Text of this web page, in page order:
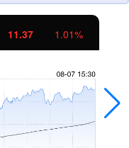
11.37 1.01%